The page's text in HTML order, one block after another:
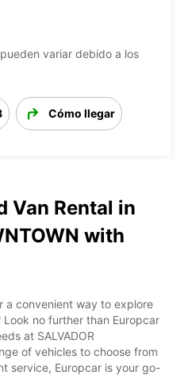
variar debido a los
Cómo llegar
Van Rental in
with
a convenient way to explore
no further than Europcar
at SALVADOR
of vehicles to choose from
service, Europcar is your go-